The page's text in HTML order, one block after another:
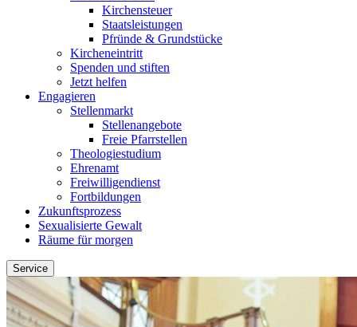
Kirchensteuer
Staatsleistungen
Pfründe & Grundstücke
Kircheneintritt
Spenden und stiften
Jetzt helfen
Engagieren
Stellenmarkt
Stellenangebote
Freie Pfarrstellen
Theologiestudium
Ehrenamt
Freiwilligendienst
Fortbildungen
Zukunftsprozess
Sexualisierte Gewalt
Räume für morgen
Service